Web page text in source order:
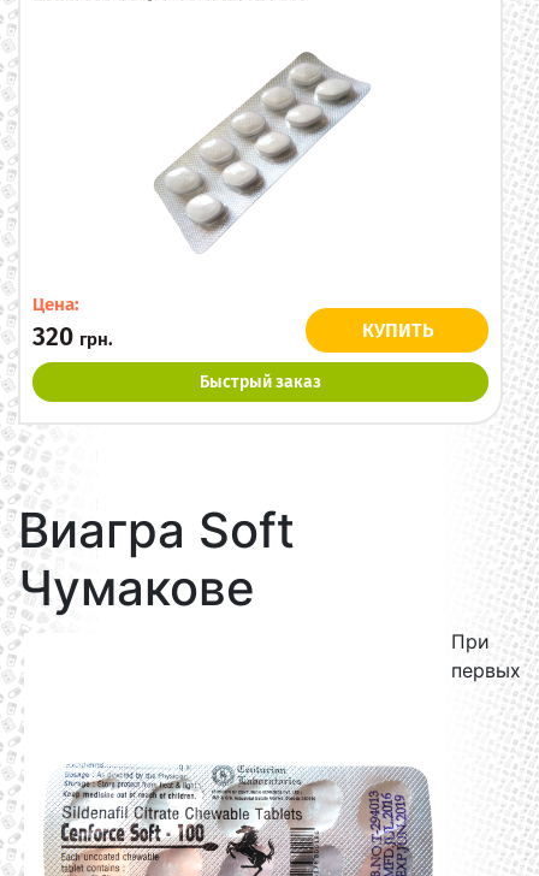
Цена:
320 грн. КУПИТЬ
Быстрый заказ
Виагра Soft
Чумакове
При
первых